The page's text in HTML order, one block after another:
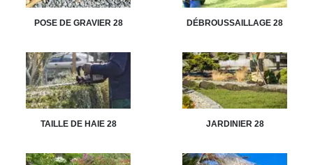
POSE DE GRAVIER 28 DÉBROUSSAILLAGE 28
TAILLE DE HAIE 28 JARDINIER 28